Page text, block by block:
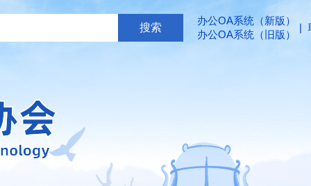
办公OA系统（新版）
办公OA系统（旧版）
|